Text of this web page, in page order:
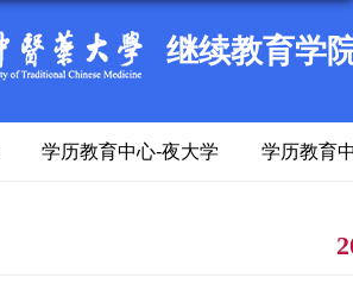
继续教育学
学历教育中心-夜大学 学历教育